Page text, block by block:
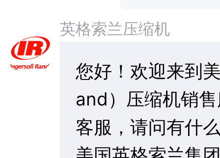
联系我们
热门资讯
英格索兰VPeX系列节能空压机助力...
英格索兰“绿色的压缩空气”为工业生...
英格索兰空压机发布第二代新节能微油...
1、英格索兰空
2、公司将在设
进行技术服务，
安装调试运行
3、每两个月定
以及存在的使用
意。